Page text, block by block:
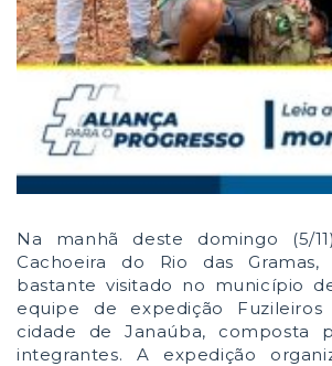
Na manhã deste domingo (5/
Cachoeira do Rio das
bastante visitado no município
equipe de expedição Fuzileiros
cidade de Janaúba, composta
integrantes. A expedição